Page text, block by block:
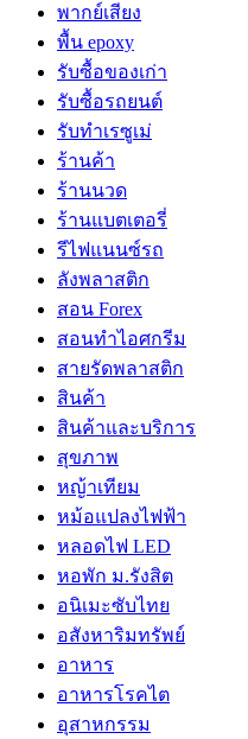
พากย์เสียง
พื้น epoxy
รับซื้อของเก่า
รับซื้อรถยนต์
รับทำเรซูเม่
ร้านค้า
ร้านนวด
ร้านแบตเตอรี่
รีไฟแนนซ์รถ
ลังพลาสติก
สอน Forex
สอนทำไอศกรีม
สายรัดพลาสติก
สินค้า
สินค้าและบริการ
สุขภาพ
หญ้าเทียม
หม้อแปลงไฟฟ้า
หลอดไฟ LED
หอพัก ม.รังสิต
อนิเมะซับไทย
อสังหาริมทรัพย์
อาหาร
อาหารโรคไต
อุสาหกรรม